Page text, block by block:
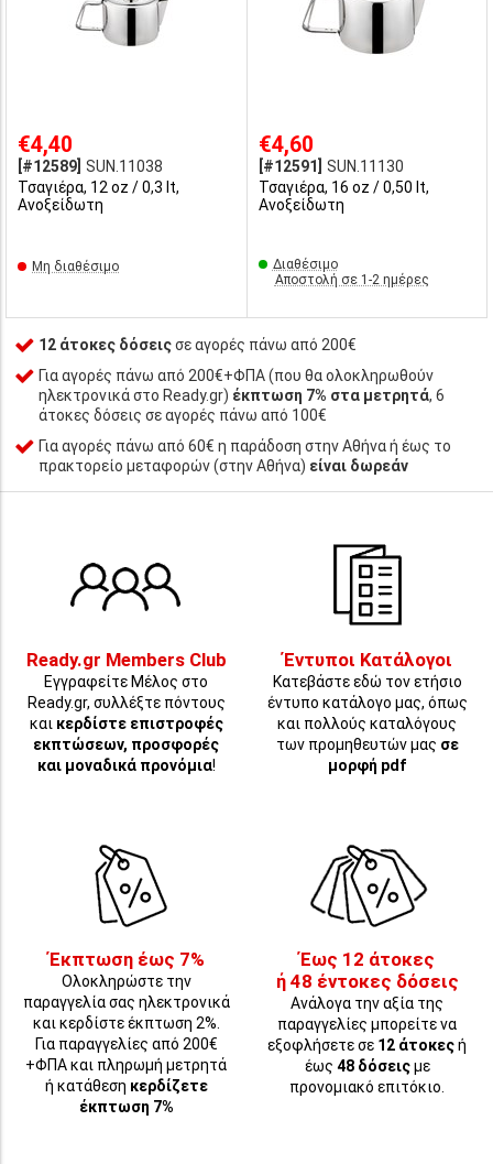
€4,40
[#12589] SUN.11038
Τσαγιέρα, 12 oz / 0,3 lt,
Ανοξείδωτη
Μη διαθέσιμο
€4,60
[#12591]
SUN.11130
Τσαγιέρα, 16 oz / 0,50 lt,
Ανοξείδωτη
Διαθέσιμο
Αποστολή σε 1-2 ημέρες
12 άτοκες δόσειςσε αγορές πάνω από 200€
Για αγορές πάνω από 200€+ΦΠΑ (που θα ολοκληρωθούν
ηλεκτρονικά στο Ready.gr) έκπτωση 7% στα μετρητά, 6
άτοκες δόσεις σε αγορές πάνω από 100€
Για αγορές πάνω από 60€ η παράδοση στην Αθήνα ή έως το
πρακτορείο μεταφορών (στην Αθήνα) είναι δωρεάν
Ready.gr Members Club
Εγγραφείτε Μέλος στο
Ready.gr, συλλέξτε πόντους
και κερδίστε επιστροφές
εκπτώσεων, προσφορές
και μοναδικά προνόμια!
Έντυποι Κατάλογοι
Κατεβάστε εδώ τον ετήσιο
έντυπο κατάλογο μας, όπως
και πολλούς καταλόγους
των προμηθευτών μας σε
μορφή pdf
Έκπτωση έως 7%
Ολοκληρώστε την
παραγγελία σας ηλεκτρονικά
και κερδίστε έκπτωση 2%.
Για παραγγελίες από 200€
+ΦΠΑ και πληρωμή μετρητά
ή κατάθεση κερδίζετε
έκπτωση 7%
Έως 12 άτοκες
ή 48 έντοκες δόσεις
Ανάλογα την αξία της
παραγγελίες μπορείτε να
εξοφλήσετε σε 12 άτοκεςή
έως 48 δόσειςμε
προνομιακό επιτόκιο.